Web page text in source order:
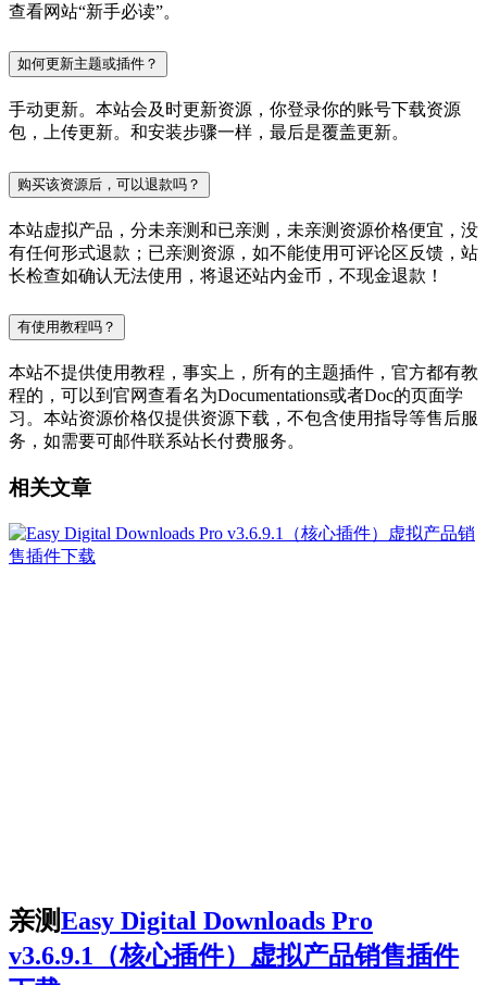
查看网站“新手必读”。
如何更新主题或插件？
手动更新。本站会及时更新资源，你登录你的账号下载资源
包，上传更新。和安装步骤一样，最后是覆盖更新。
购买该资源后，可以退款吗？
本站虚拟产品，分未亲测和已亲测，未亲测资源价格便宜，没
有任何形式退款；已亲测资源，如不能使用可评论区反馈，站
长检查如确认无法使用，将退还站内金币，不现金退款！
有使用教程吗？
本站不提供使用教程，事实上，所有的主题插件，官方都有教
程的，可以到官网查看名为Documentations或者Doc的页面学
习。本站资源价格仅提供资源下载，不包含使用指导等售后服
务，如需要可邮件联系站长付费服务。
相关文章
亲测Easy Digital Downloads Pro
v3.6.9.1（核心插件）虚拟产品销售插件